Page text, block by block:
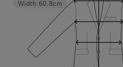
Width 60.8cm